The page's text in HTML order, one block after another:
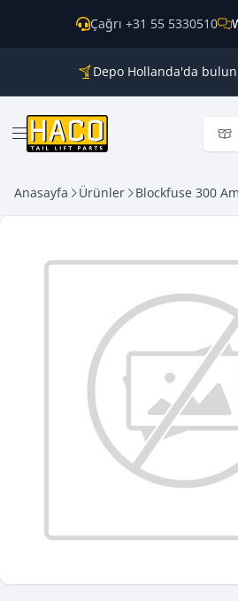
Depo Hollanda'da
Çağrı +31 55 5330510
Menü aç
Anasayfa Ürünler